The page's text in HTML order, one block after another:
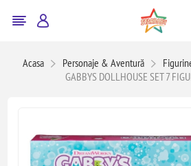
Acasa Personaje & Aventură
GABBYS DOLLHOUSE SET 7